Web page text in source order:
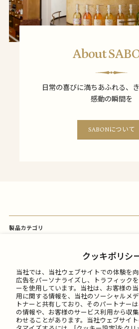
クッキポリシ
当社では、当社ウェブサイトでの体験を
広告をパーソナライズし、トラフィック
ーを使用しています。当社は、お客様の
用に関する情報を、当社のソーシャルメ
トナーと共有しており、そのパートナー
の情報や、お客様のサービス利用から収
わせることがあります。当社ウェブサイ
About
日常の喜びに満ちあふれる、
感動の瞬間を
SABONについて
製品カテゴリ
FAQ
ご利用について